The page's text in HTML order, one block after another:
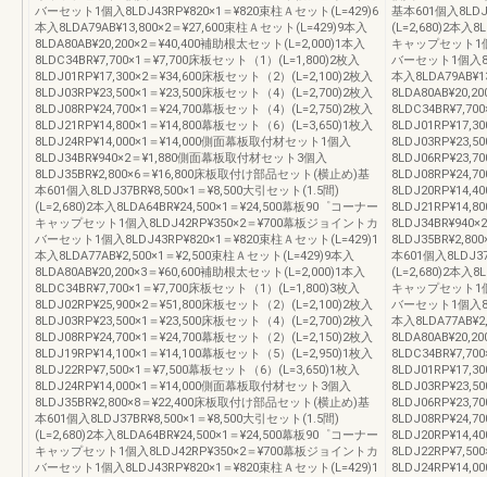
バーセット1個入8LDJ43RP¥820×1＝¥820束柱Ａセット(L=429)6
本入8LDA79AB¥13,800×2＝¥27,600束柱Ａセット(L=429)9本入
8LDA80AB¥20,200×2＝¥40,400補助根太セット(L=2,000)1本入
8LDC34BR¥7,700×1＝¥7,700床板セット（1）(L=1,800)2枚入
8LDJ01RP¥17,300×2＝¥34,600床板セット（2）(L=2,100)2枚入
8LDJ03RP¥23,500×1＝¥23,500床板セット（4）(L=2,700)2枚入
8LDJ08RP¥24,700×1＝¥24,700幕板セット（4）(L=2,750)2枚入
8LDJ21RP¥14,800×1＝¥14,800幕板セット（6）(L=3,650)1枚入
8LDJ24RP¥14,000×1＝¥14,000側面幕板取付材セット1個入
8LDJ34BR¥940×2＝¥1,880側面幕板取付材セット3個入
8LDJ35BR¥2,800×6＝¥16,800床板取付け部品セット(横止め)基
本601個入8LDJ37BR¥8,500×1＝¥8,500大引セット(1.5間)
(L=2,680)2本入8LDA64BR¥24,500×1＝¥24,500幕板90゜コーナー
キャップセット1個入8LDJ42RP¥350×2＝¥700幕板ジョイントカ
バーセット1個入8LDJ43RP¥820×1＝¥820束柱Ａセット(L=429)1
本入8LDA77AB¥2,500×1＝¥2,500束柱Ａセット(L=429)9本入
8LDA80AB¥20,200×3＝¥60,600補助根太セット(L=2,000)1本入
8LDC34BR¥7,700×1＝¥7,700床板セット（1）(L=1,800)3枚入
8LDJ02RP¥25,900×2＝¥51,800床板セット（2）(L=2,100)2枚入
8LDJ03RP¥23,500×1＝¥23,500床板セット（4）(L=2,700)2枚入
8LDJ08RP¥24,700×1＝¥24,700幕板セット（2）(L=2,150)2枚入
8LDJ19RP¥14,100×1＝¥14,100幕板セット（5）(L=2,950)1枚入
8LDJ22RP¥7,500×1＝¥7,500幕板セット（6）(L=3,650)1枚入
8LDJ24RP¥14,000×1＝¥14,000側面幕板取付材セット3個入
8LDJ35BR¥2,800×8＝¥22,400床板取付け部品セット(横止め)基
本601個入8LDJ37BR¥8,500×1＝¥8,500大引セット(1.5間)
(L=2,680)2本入8LDA64BR¥24,500×1＝¥24,500幕板90゜コーナー
キャップセット1個入8LDJ42RP¥350×2＝¥700幕板ジョイントカ
バーセット1個入8LDJ43RP¥820×1＝¥820束柱Ａセット(L=429)1
基本601個入
(L=2,680)2本入
キャップセット1
バーセット1個入
本入
本601個入
(L=2,680)2本入
キャップセット1
バーセット1個入
本入